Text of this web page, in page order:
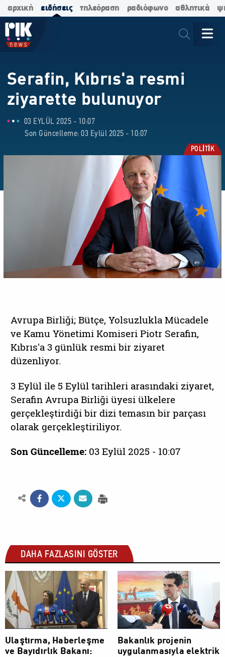
αρχική ειδήσεις τηλεόραση ραδιόφωνο αθλητικά
Serafin, Kıbrıs'a resmi
ziyarette bulunuyor
03 EYLÜL 2025 - 10:07
Son Güncelleme: 03 Eylül 2025 - 10:07
POLİTİK
Avrupa Birliği; Bütçe, Yolsuzlukla Mücadele
ve Kamu Yönetimi Komiseri Piotr Serafin,
Kıbrıs'a 3 günlük resmi bir ziyaret
düzenliyor.
3 Eylül ile 5 Eylül tarihleri arasındaki ziyaret,
Serafin Avrupa Birliği üyesi ülkelere
gerçekleştirdiği bir dizi temasın bir parçası
olarak gerçekleştiriliyor.
Son Güncelleme: 03 Eylül 2025 - 10:07
DAHA FAZLASINI GÖSTER
POLİTİK
Ulaştırma, Haberleşme
ve Bayıdırlık Bakanı:
Bakanlık projenin
uygulanmasıyla elektrik